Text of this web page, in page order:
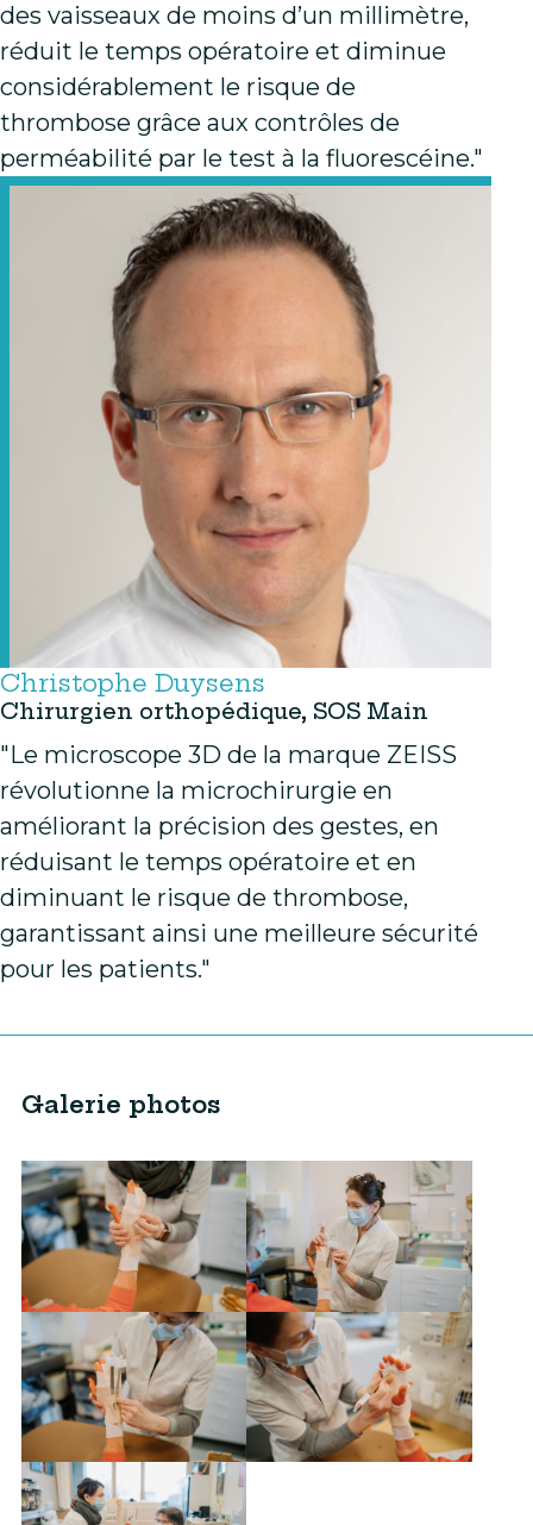
des vaisseaux de moins d’un millimètre,
réduit le temps opératoire et diminue
considérablement le risque de
thrombose grâce aux contrôles de
perméabilité par le test à la fluorescéine."
Christophe Duysens
Chirurgien orthopédique, SOS Main
"Le microscope 3D de la marque ZEISS
révolutionne la microchirurgie en
améliorant la précision des gestes, en
réduisant le temps opératoire et en
diminuant le risque de thrombose,
garantissant ainsi une meilleure sécurité
pour les patients."
Galerie photos